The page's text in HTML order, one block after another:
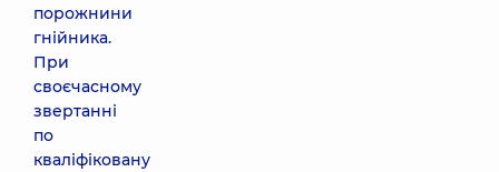
порожнини
гнійника.
При
своєчасному
звертанні
по
кваліфіковану